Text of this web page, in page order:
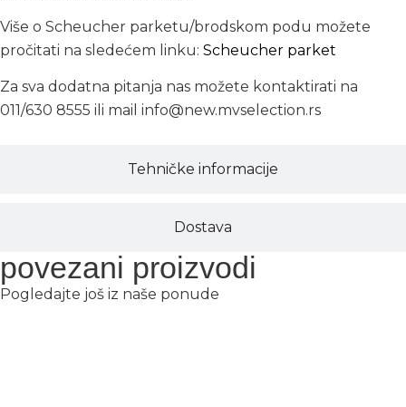
Tehničke informacije
Dostava
Više o Scheucher parketu/brodskom podu možete
pročitati na sledećem linku: Scheucher parket
Za sva dodatna pitanja nas možete kontaktirati na
011/630 8555 ili mail info@new.mvselection.rs
povezani proizvodi
Pogledajte još iz naše ponude